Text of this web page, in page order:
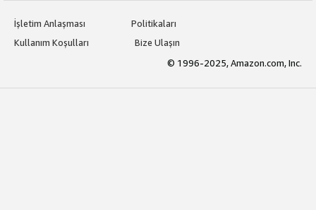
İşletim Anlaşması
Politikaları
Kullanım Koşulları
Bize Ulaşın
© 1996-2025, Amazon.com, Inc.